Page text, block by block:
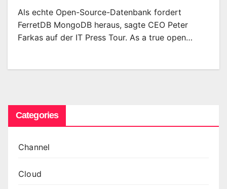
Als echte Open-Source-Datenbank fordert
FerretDB MongoDB heraus, sagte CEO Peter
Farkas auf der IT Press Tour. As a true open…
Categories
Channel
Cloud